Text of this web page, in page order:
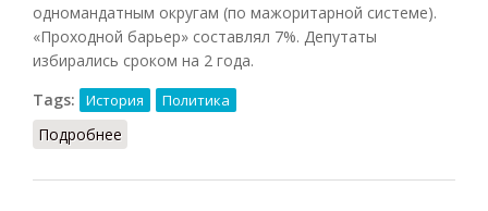
одномандатным округам (по мажоритарной системе).
«Проходной барьер» составлял 7%. Депутаты
избирались сроком на 2 года.
Tags:
История Политика
Подробнее